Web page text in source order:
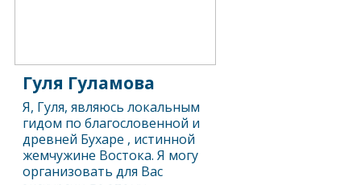
Гуля Гуламова
Я, Гуля, являюсь локальным
гидом по благословенной и
древней Бухаре , истинной
жемчужине Востока. Я могу
организовать для Вас